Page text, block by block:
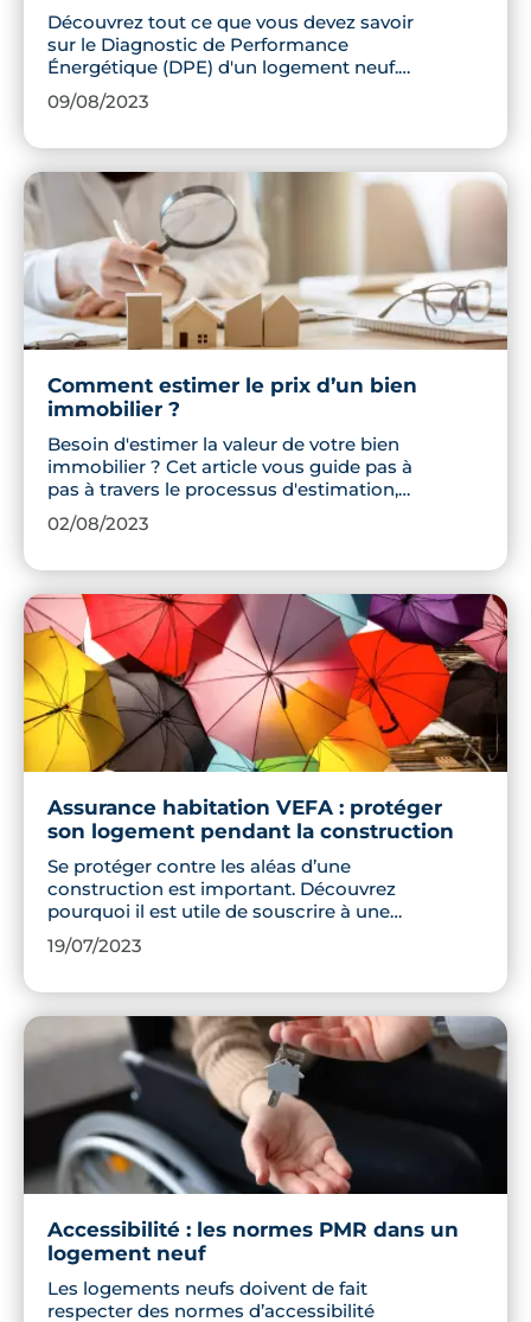
Découvrez tout ce que vous devez savoir
sur le Diagnostic de Performance
Énergétique (DPE) d'un logement neuf.
De son fonctionnement et de ses
avantages à la procédure d'obtention,
09/08/2023
Comment estimer le prix d’un bien
immobilier ?
Besoin d'estimer la valeur de votre bien
immobilier ? Cet article vous guide pas à
pas à travers le processus d'estimation,
en abordant des concepts clés et en
proposant des ressources gratuites.
02/08/2023
Assurance habitation VEFA : protéger
son logement pendant la construction
Se protéger contre les aléas d’une
construction est important. Découvrez
pourquoi il est utile de souscrire à une
assurance habitation VEFA avant
d’aménager dans son logement neuf et
19/07/2023
Accessibilité : les normes PMR dans un
logement neuf
Les logements neufs doivent de fait
respecter des normes d’accessibilité